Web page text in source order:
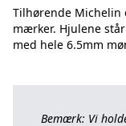
Tilhørende Michelin
mærker. Hjulene
Bemærk: Vi